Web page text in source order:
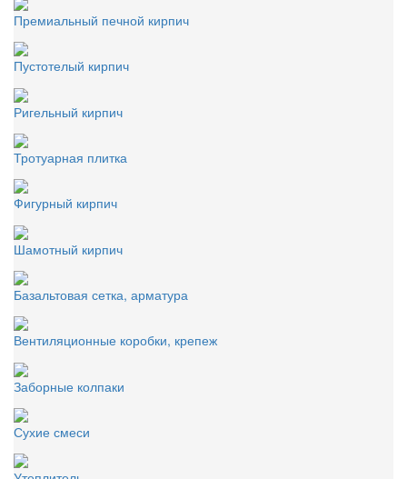
Премиальный печной кирпич
Пустотелый кирпич
Ригельный кирпич
Тротуарная плитка
Фигурный кирпич
Шамотный кирпич
Базальтовая сетка, арматура
Вентиляционные коробки, крепеж
Заборные колпаки
Сухие смеси